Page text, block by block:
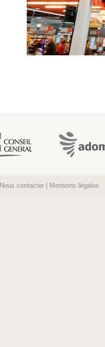
Nous contacter Mentions légales